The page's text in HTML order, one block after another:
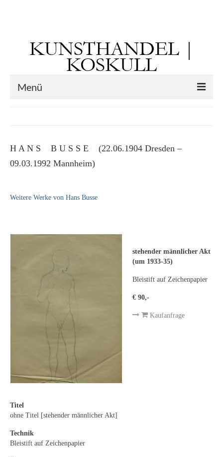
KUNSTHANDEL |
KOSKULL
Menü
Johann Georg Strobel
Ludwig Martin Wilberg
Weitere Künstler nach 1945
Kunst 1900-1945
Ernst Geitlinger
Wilhelm von Hillern-Flinsch
H A N S B U S S E (22.06.1904 Dresden –
09.03.1992 Mannheim)
Weitere Werke von Hans Busse
stehender männlicher Akt
(um 1933-35)
Bleistift auf Zeichenpapier
€ 90,-
Kaufanfrage
Titel
ohne Titel [stehender männlicher Akt]
Technik
Bleistift auf Zeichenpapier